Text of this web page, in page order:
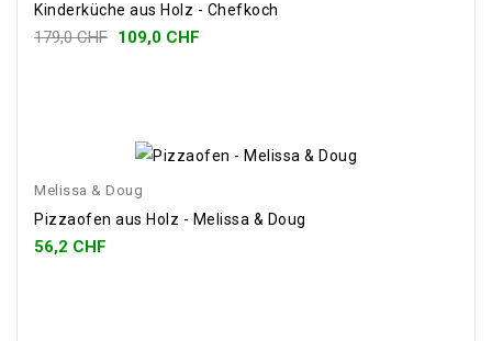
Kinderküche aus Holz - Chefkoch
179,0 CHF 109,0 CHF
Melissa & Doug
Pizzaofen aus Holz - Melissa & Doug
56,2 CHF